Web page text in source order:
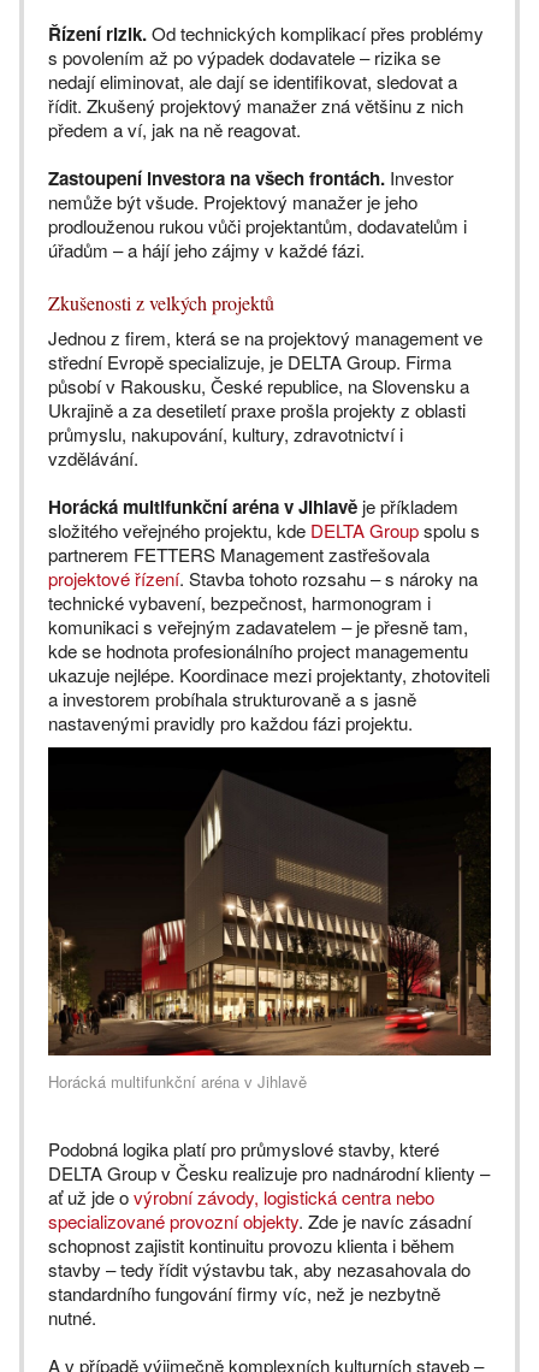
Řízení rizik.Od technických komplikací přes problémy
s povolením až po výpadek dodavatele – rizika se
nedají eliminovat, ale dají se identifikovat, sledovat a
řídit. Zkušený projektový manažer zná většinu z nich
předem a ví, jak na ně reagovat.
Zastoupení investora na všech frontách. Investor
nemůže být všude. Projektový manažer je jeho
prodlouženou rukou vůči projektantům, dodavatelům i
úřadům – a hájí jeho zájmy v každé fázi.
Zkušenosti z velkých projektů
Jednou z firem, která se na projektový management ve
střední Evropě specializuje, je DELTA Group. Firma
působí v Rakousku, České republice, na Slovensku a
Ukrajině a za desetiletí praxe prošla projekty z oblasti
průmyslu, nakupování, kultury, zdravotnictví i
vzdělávání.
Horácká multifunkční aréna v Jihlavě je příkladem
složitého veřejného projektu, kde DELTA Groupspolu s
partnerem FETTERS Management zastřešovala
projektové řízení. Stavba tohoto rozsahu – s nároky na
technické vybavení, bezpečnost, harmonogram i
komunikaci s veřejným zadavatelem – je přesně tam,
kde se hodnota profesionálního project managementu
ukazuje nejlépe. Koordinace mezi projektanty, zhotoviteli
a investorem probíhala strukturovaně a s jasně
nastavenými pravidly pro každou fázi projektu.
Horácká multifunkční aréna v Jihlavě
Podobná logika platí pro průmyslové stavby, které
DELTA Group v Česku realizuje pro nadnárodní klienty –
ať už jde ovýrobní závody, logistická centra nebo
specializované provozní objekty. Zde je navíc zásadní
schopnost zajistit kontinuitu provozu klienta i během
stavby – tedy řídit výstavbu tak, aby nezasahovala do
standardního fungování firmy víc, než je nezbytně
nutné.
A v případě výjimečně komplexních kulturních staveb –